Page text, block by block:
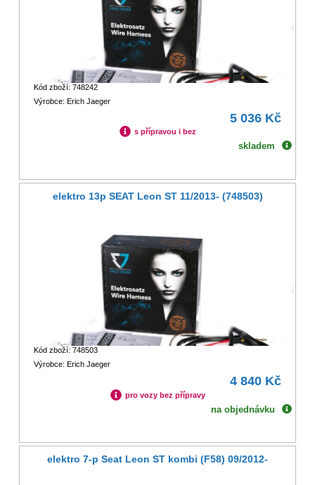
Kód zboží: 748242
Výrobce: Erich Jaeger
5 036 Kč
s přípravou i bez
skladem
elektro 13p SEAT Leon ST 11/2013- (748503)
Kód zboží: 748503
Výrobce: Erich Jaeger
4 840 Kč
pro vozy bez přípravy
na objednávku
elektro 7-p Seat Leon ST kombi (F58) 09/2012-